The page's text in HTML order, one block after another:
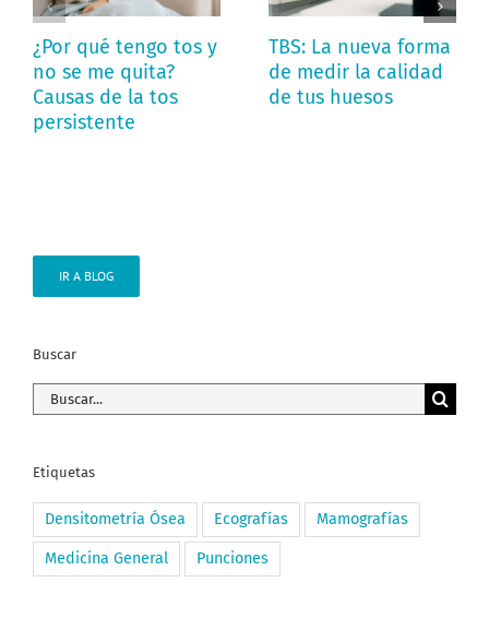
¿Por qué tengo tos y
no se me quita?
Causas de la tos
persistente
TBS: La nueva forma
de medir la calidad
de tus huesos
IR A BLOG
Buscar
Buscar:
Etiquetas
Densitometría Ósea Ecografías Mamografías
Medicina General Punciones